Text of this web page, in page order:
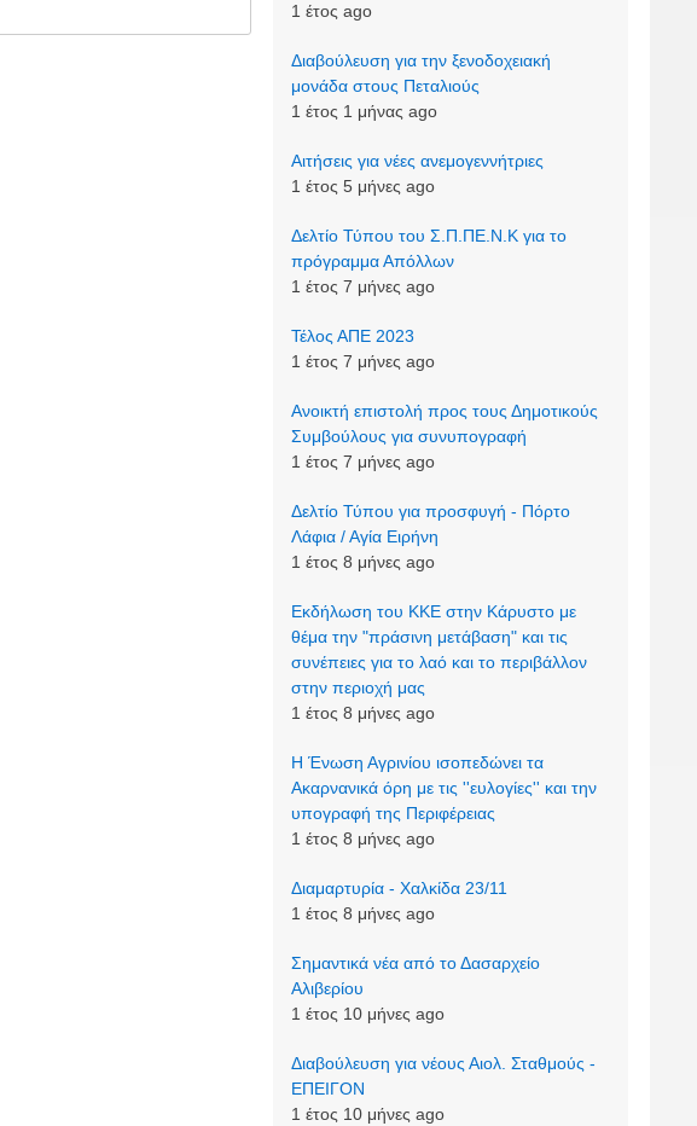
1 έτος ago
Διαβούλευση για την ξενοδοχειακή
μονάδα στους Πεταλιούς
1 έτος 1 μήνας ago
Αιτήσεις για νέες ανεμογεννήτριες
1 έτος 5 μήνες ago
Δελτίο Τύπου του Σ.Π.ΠΕ.Ν.Κ για το
πρόγραμμα Απόλλων
1 έτος 7 μήνες ago
Τέλος ΑΠΕ 2023
1 έτος 7 μήνες ago
Ανοικτή επιστολή προς τους Δημοτικούς
Συμβούλους για συνυπογραφή
1 έτος 7 μήνες ago
Δελτίο Τύπου για προσφυγή - Πόρτο
Λάφια / Αγία Ειρήνη
1 έτος 8 μήνες ago
Εκδήλωση του ΚΚΕ στην Κάρυστο με
θέμα την "πράσινη μετάβαση" και τις
συνέπειες για το λαό και το περιβάλλον
στην περιοχή μας
1 έτος 8 μήνες ago
Η Ένωση Αγρινίου ισοπεδώνει τα
Ακαρνανικά όρη με τις ''ευλογίες'' και την
υπογραφή της Περιφέρειας
1 έτος 8 μήνες ago
Διαμαρτυρία - Χαλκίδα 23/11
1 έτος 8 μήνες ago
Σημαντικά νέα από το Δασαρχείο
Αλιβερίου
1 έτος 10 μήνες ago
Διαβούλευση για νέους Αιολ. Σταθμούς -
ΕΠΕΙΓΟΝ
1 έτος 10 μήνες ago